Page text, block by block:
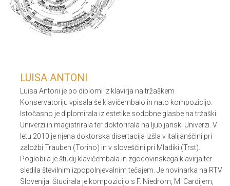
LUISA ANTONI
Luisa Antoni je po diplomi iz klavirja na tržaškem
Konservatoriju vpisala še klavičembalo in nato kompozicijo.
Istočasno je diplomirala iz estetike sodobne glasbe na tržaški
Univerzi in magistrirala ter doktorirala na ljubljanski Univerzi. V
letu 2010 je njena doktorska disertacija izšla v italijanščini pri
založbi Trauben (Torino) in v sloveščini pri Mladiki (Trst).
Poglobila je študij klavičembala in zgodovinskega klavirja ter
sledila številnim izpopolnjevalnim tečajem. Je novinarka na RTV
Slovenija. Študirala je kompozicijo s F. Niedrom, M. Cardijem,